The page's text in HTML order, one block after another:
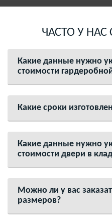
ЧАСТО У
Какие данные нужно
стоимости
Какие сроки
Какие данные нужно
стоимости двери в
Можно ли у вас
размеров?